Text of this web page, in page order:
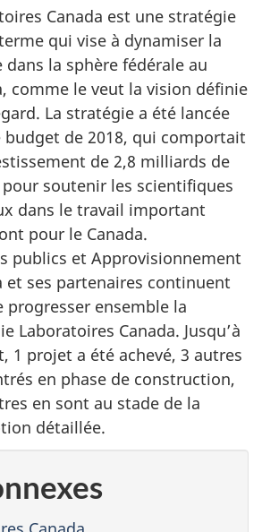
Canada est une stratégie
qui vise à dynamiser la
dans la sphère fédérale au
comme le veut la vision définie
La stratégie a été lancée
budget de 2018, qui comportait
de 2,8 milliards de
soutenir les scientifiques
dans le travail important
pour le Canada.
publics et Approvisionnement
et ses partenaires continuent
progresser ensemble la
Laboratoires Canada. Jusqu’à
1 projet a été achevé, 3 autres
en phase de construction,
en sont au stade de la
détaillée.